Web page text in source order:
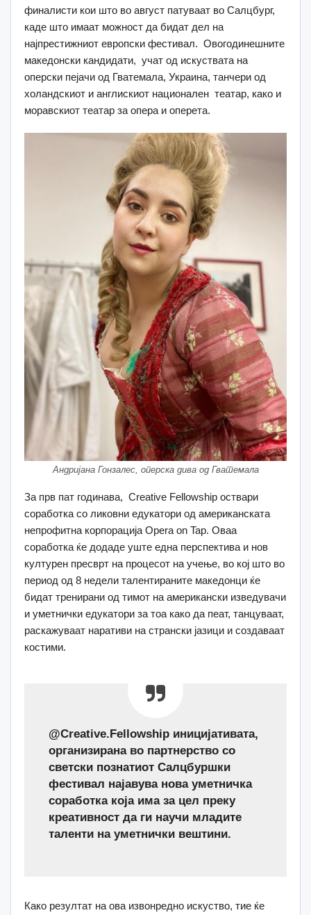
финалисти кои што во август патуваат во Салцбург,
каде што имаат можност да бидат дел на
најпрестижниот европски фестивал. Овогодинешните
македонски кандидати, учат од искуствата на
оперски пејачи од Гватемала, Украина, танчери од
холандскиот и англискиот национален театар, како и
моравскиот театар за опера и оперета.
Андријана Гонзалес, оперска дива од Гватемала
За прв пат годинава, Creative Fellowship оствари
соработка со ликовни едукатори од американската
непрофитна корпорација Opera on Tap. Оваа
соработка ќе додаде уште една перспектива и нов
културен пресврт на процесот на учење, во кој што во
период од 8 недели талентираните македонци ќе
бидат тренирани од тимот на американски изведувачи
и уметнички едукатори за тоа како да пеат, танцуваат,
раскажуваат наративи на странски јазици и создаваат
костими.
@Creative.Fellowship иницијативата,
организирана во партнерство со
светски познатиот Салцбуршки
фестивал најавува нова уметничка
соработка која има за цел преку
креативност да ги научи младите
таленти на уметнички вештини.
Како резултат на ова извонредно искуство, тие ќе